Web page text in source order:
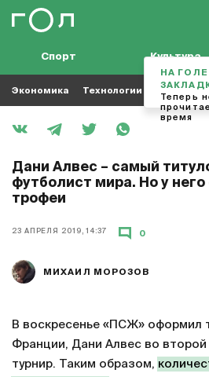
Спорт Культура
Экономика Технологии Кино
Дани Алвес – самый
футболист мира. Но у
трофеи
23 АПРЕЛЯ 2019, 14:37
МИХАИЛ МОРОЗОВ
0
В воскресенье «ПСЖ» оформил
Франции, Дани Алвес во второй
турнир. Таким образом,
НА
Теперь
время